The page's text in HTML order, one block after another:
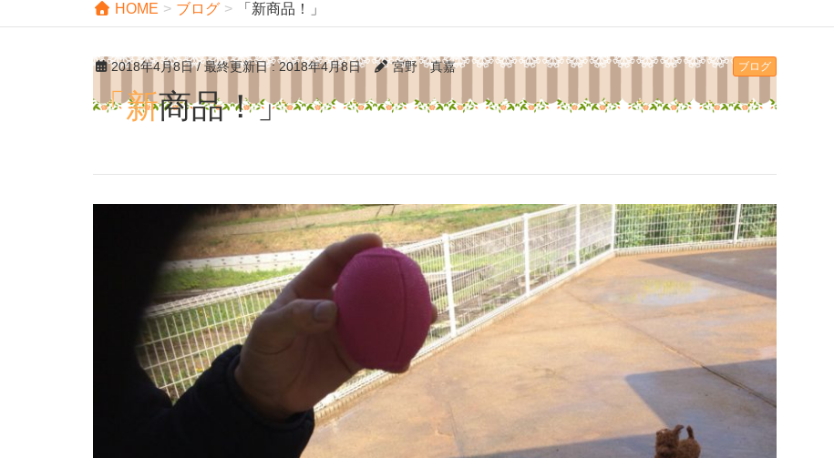
HOME ブログ 「新商品！」
2018年4月8日 / 最終更新日 :2018年4月8日 宮野 真嘉 ブログ
「新商品！」